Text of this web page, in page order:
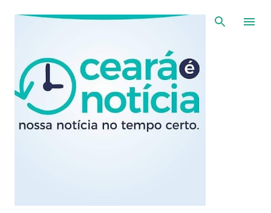
Pular para o conteúdo principal